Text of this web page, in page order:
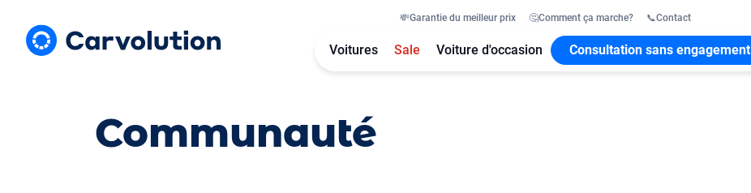
💸Garantie du meilleur prix 🤔Comment ça marche? 📞Contact
Voitures Sale Voiture d'occasion Consultation sans engagement
Communauté